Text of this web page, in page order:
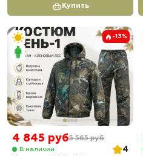
Купить
-13%
4 845 руб5 565 руб
В наличии
4